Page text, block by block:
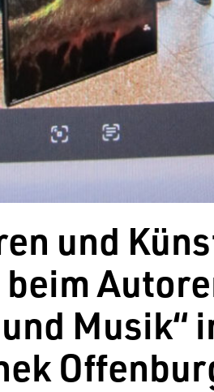
und
Musik“